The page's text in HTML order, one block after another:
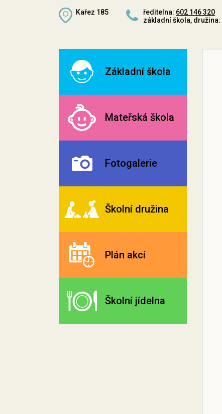
Kařez 185 ředitelna: 602 146 320
základní škola, družina:
Základní škola
Mateřská škola
Fotogalerie
Školní družina
Plán akcí
Školní jídelna